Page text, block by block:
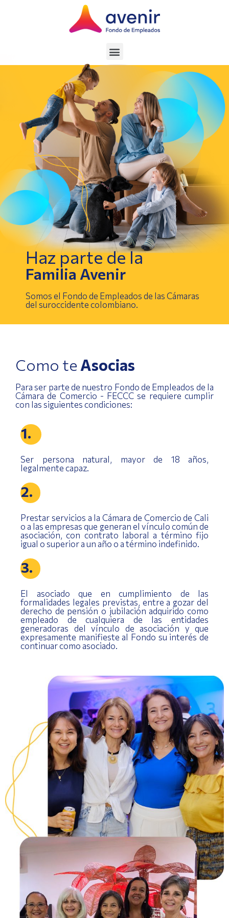
Haz parte de la
Familia Avenir
Somos el Fondo de Empleados de las Cámaras
del suroccidente colombiano.
Como te Asocias
Para ser parte de nuestro Fondo de Empleados de la
Cámara de Comercio - FECCC se requiere cumplir
con las siguientes condiciones:
1.
Ser persona natural, mayor de 18 años,
legalmente capaz.
2.
Prestar servicios a la Cámara de Comercio de Cali
o a las empresas que generan el vínculo común de
asociación, con contrato laboral a término fijo
igual o superior a un año o a término indefinido.
3.
El asociado que en cumplimiento de las
formalidades legales previstas, entre a gozar del
derecho de pensión o jubilación adquirido como
empleado de cualquiera de las entidades
generadoras del vínculo de asociación y que
expresamente manifieste al Fondo su interés de
continuar como asociado.